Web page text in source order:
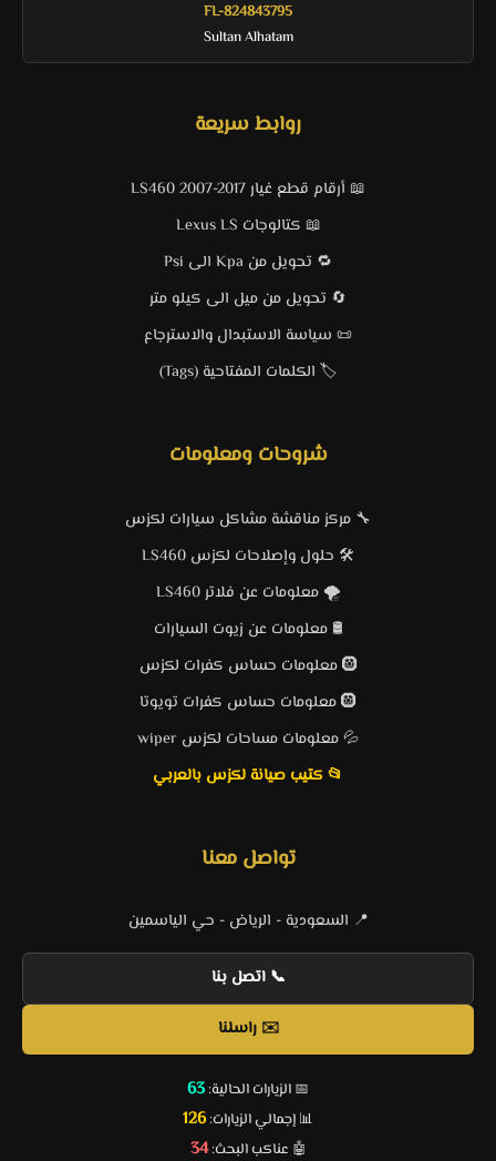
FL-824843795
Sultan Alhatam
روابط سريعة
📖 أرقام قطع غيار LS460 2007-2017
📖 كتالوجات Lexus LS
🔁 تحويل من Kpa الى Psi
🔄 تحويل من ميل الى كيلو متر
📜 سياسة الاستبدال والاسترجاع
🏷️ الكلمات المفتاحية (Tags)
شروحات ومعلومات
🔧 مركز مناقشة مشاكل سيارات لكزس
🛠️ حلول وإصلاحات لكزس LS460
🌪️ معلومات عن فلاتر LS460
🛢️ معلومات عن زيوت السيارات
🛞 معلومات حساس كفرات لكزس
🛞 معلومات حساس كفرات تويوتا
💦 معلومات مساحات لكزس wiper
📂 كتيب صيانة لكزس بالعربي
تواصل معنا
📍 السعودية - الرياض - حي الياسمين
📞 اتصل بنا
✉️ راسلنا
📅 الزيارات الحالية: 63
📊 إجمالي الزيارات:126
🤖 عناكب البحث:34